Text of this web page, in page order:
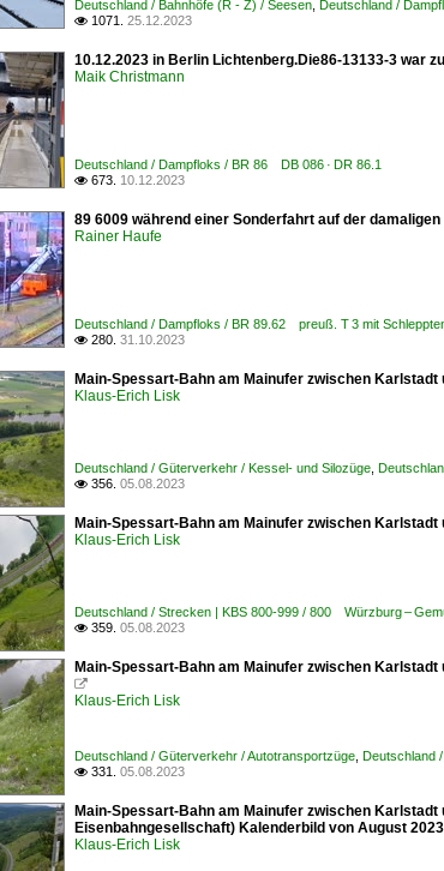
Deutschland / Bahnhöfe (R - Z) / Seesen Deutschland /
 1071. 25.12.2023
10.12.2023 in Berlin Lichtenberg.Die86-13133-3 war
Maik Christmann
Deutschland / Dampfloks / BR 86 DB 086 · DR 86.1
 673. 10.12.2023
89 6009 während einer Sonderfahrt auf der
Rainer Haufe
Deutschland / Dampfloks / BR 89.62 preuß. T 3 mit
 280. 31.10.2023
Main-Spessart-Bahn am Mainufer zwischen
Klaus-Erich Lisk
Deutschland / Güterverkehr / Kessel- und Silozüge
 356. 05.08.2023
Main-Spessart-Bahn am Mainufer zwischen
Klaus-Erich Lisk
Deutschland / Strecken | KBS 800-999 / 800 Würzburg –
 359. 05.08.2023
Main-Spessart-Bahn am Mainufer zwischen

Klaus-Erich Lisk
Deutschland / Güterverkehr / Autotransportzüge Deutschland
 331. 05.08.2023
Main-Spessart-Bahn am Mainufer zwischen
Eisenbahngesellschaft) Kalenderbild von August
Klaus-Erich Lisk